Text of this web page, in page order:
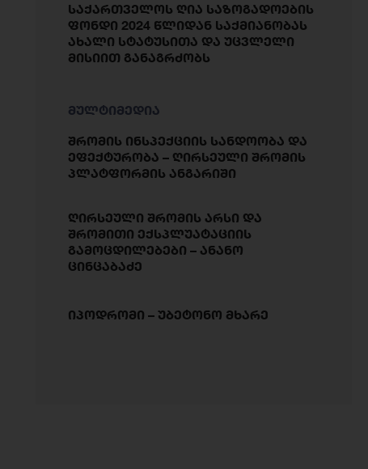
საქართველოს ღია საზოგადოების
ფონდი 2024 წლიდან საქმიანობას
ახალი სტატუსითა და უცვლელი
მისიით განაგრძობს
მულტიმედია
შრომის ინსპექციის სანდოობა და
ეფექტურობა – ღირსეული შრომის
პლატფორმის ანგარიში
ღირსეული შრომის არსი და
შრომითი ექსპლუატაციის
გამოცდილებები – ანანო
ცინცაბაძე
იპოდრომი – უბეტონო მხარე